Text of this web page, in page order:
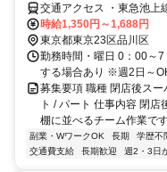
交通アクセス ・東急池上
線「戸越」駅より徒歩7分
時給1,350円～1,688円
東京都東京23区品川区
勤務時間・曜日 0：00～
する場合あり ※週2日～
募集要項 職種 閉店後ス
ト / パート 仕事内容 閉
棚に並べるチーム作業
副業・WワークOK 長期 学歴不
交通費支給
長期歓迎 週2・3日